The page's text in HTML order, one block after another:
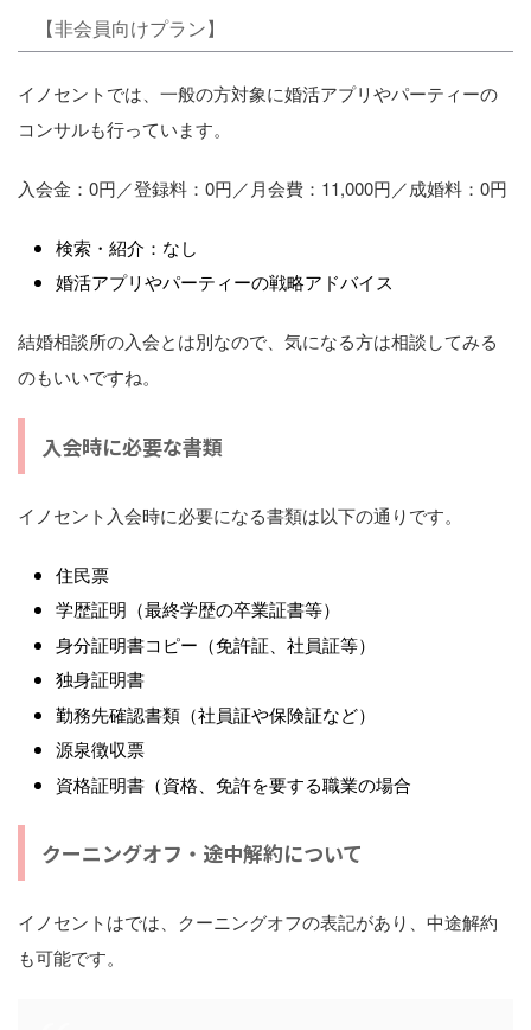
【非会員向けプラン】
イノセントでは、一般の方対象に婚活アプリやパーティーの
コンサルも行っています。
入会金：0円／登録料：0円／月会費：11,000円／成婚料：0円
検索・紹介：なし
婚活アプリやパーティーの戦略アドバイス
結婚相談所の入会とは別なので、気になる方は相談してみる
のもいいですね。
入会時に必要な書類
イノセント入会時に必要になる書類は以下の通りです。
住民票
学歴証明（最終学歴の卒業証書等）
身分証明書コピー（免許証、社員証等）
独身証明書
勤務先確認書類（社員証や保険証など）
源泉徴収票
資格証明書（資格、免許を要する職業の場合
クーニングオフ・途中解約について
イノセントはでは、クーニングオフの表記があり、中途解約
も可能です。